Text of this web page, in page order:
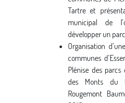
Tartre et
municipal de
développer un
Organisation
communes
Plénise des parcs
des Monts du
Rougemont